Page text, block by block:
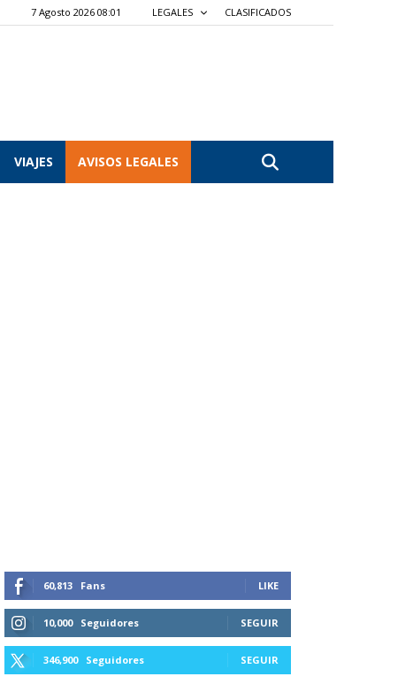
7 Agosto 2026 08:01 LEGALES CLASIFICADOS
VIAJES AVISOS LEGALES
60,813 Fans LIKE
10,000 Seguidores SEGUIR
346,900 Seguidores SEGUIR